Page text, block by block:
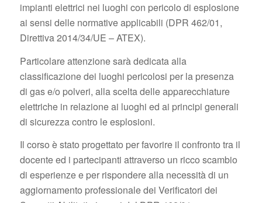
impianti elettrici nei luoghi con pericolo di esplosione
ai sensi delle normative applicabili (DPR 462/01,
Direttiva 2014/34/UE – ATEX).
Particolare attenzione sarà dedicata alla
classificazione dei luoghi pericolosi per la presenza
di gas e/o polveri, alla scelta delle apparecchiature
elettriche in relazione ai luoghi ed ai principi generali
di sicurezza contro le esplosioni.
Il corso è stato progettato per favorire il confronto tra il
docente ed i partecipanti attraverso un ricco scambio
di esperienze e per rispondere alla necessità di un
aggiornamento professionale dei Verificatori dei